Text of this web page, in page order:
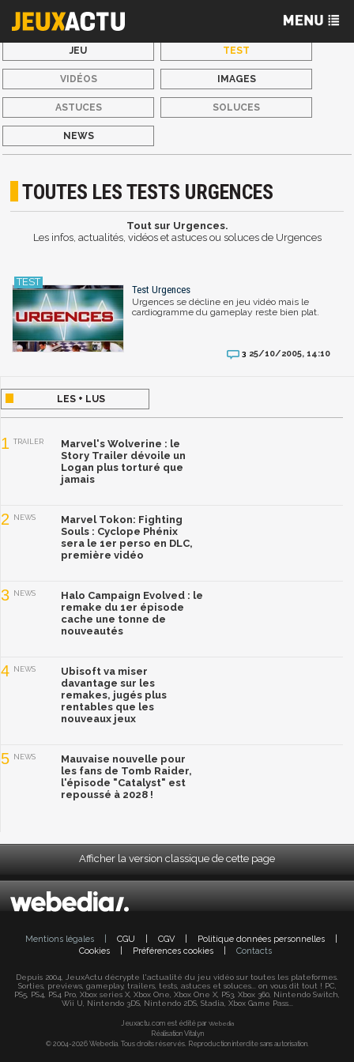
JEU TEST
VIDÉOS IMAGES
ASTUCES SOLUCES
NEWS
TOUTES LES TESTS URGENCES
Tout sur Urgences.
Les infos, actualités, vidéos et astuces ou soluces de Urgences
Test Urgences
Urgences se décline en jeu vidéo mais le
cardiogramme du gameplay reste bien plat.
3 25/10/2005, 14:10
LES + LUS
1 TRAILER
Marvel's Wolverine : le
Story Trailer dévoile un
Logan plus torturé que
jamais
2 NEWS
Marvel Tokon: Fighting
Souls : Cyclope Phénix
sera le 1er perso en DLC,
première vidéo
3 NEWS
Halo Campaign Evolved : le
remake du 1er épisode
cache une tonne de
nouveautés
4 NEWS
Ubisoft va miser
davantage sur les
remakes, jugés plus
rentables que les
nouveaux jeux
5 NEWS
Mauvaise nouvelle pour
les fans de Tomb Raider,
l'épisode "Catalyst" est
repoussé à 2028 !
Afficher la version classique de cette page
Mentions légales CGU CGV Politique données personnelles
Cookies
Préférences cookies Contacts
Depuis 2004, JeuxActu décrypte l'actualité du jeu vidéo sur toutes les plateformes.
Sorties, previews, gameplay, trailers, tests, astuces et soluces... on vous dit tout ! PC,
PS5, PS4, PS4 Pro, Xbox series X, Xbox One, Xbox One X, PS3, Xbox 360, Nintendo Switch,
Wii U, Nintendo 3DS, Nintendo 2DS, Stadia, Xbox Game Pass...
Jeuxactu.com est édité par Webedia
Réalisation Vitalyn
© 2004-2026 Webedia. Tous droits réservés. Reproduction interdite sans autorisation.